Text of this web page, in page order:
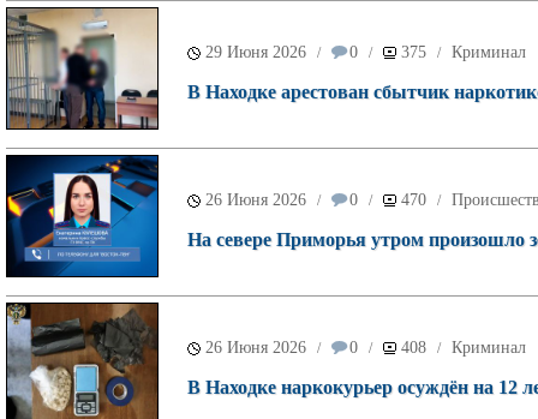
29 Июня 2026 / 0 / 375 / Криминал
В Находке арестован сбытчик
26 Июня 2026 / 0 / 470 /
На севере Приморья утром произошло
26 Июня 2026 / 0 / 408 / Криминал
В Находке наркокурьер осуждён на 12